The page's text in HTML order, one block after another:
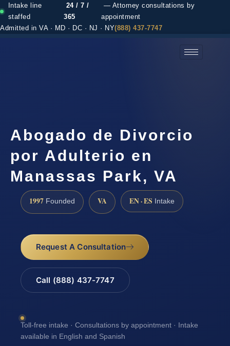
Intake line
staffed
24 / 7 /
365
— Attorney consultations by
appointment
Admitted in VA · MD · DC · NJ · NY(888) 437-7747
Abogado de Divorcio
por Adulterio en
Manassas Park, VA
1997 Founded VA EN · ES Intake
Request A Consultation
Call (888) 437-7747
Toll-free intake · Consultations by appointment · Intake
available in English and Spanish